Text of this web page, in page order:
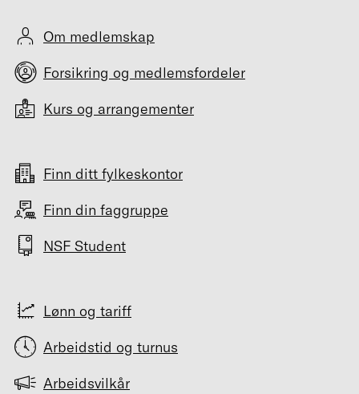
Om medlemskap
Forsikring og medlemsfordeler
Kurs og arrangementer
Finn ditt fylkeskontor
Finn din faggruppe
NSF Student
Lønn og tariff
Arbeidstid og turnus
Arbeidsvilkår